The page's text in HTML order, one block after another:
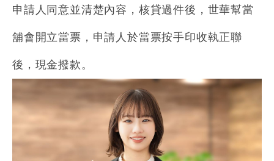
申請人同意並清楚內容，核貸過件後，世華幫當
舖會開立當票，申請人於當票按手印收執正聯
後，現金撥款。